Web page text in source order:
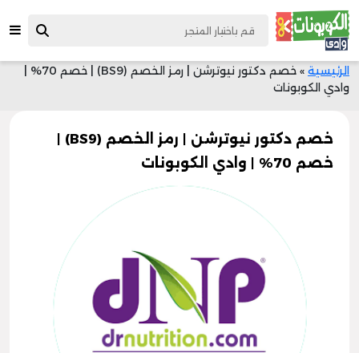
الرئيسية »
خصم دكتور نيوترشن | رمز الخصم (BS9) | خصم 70% |
وادي الكوبونات
خصم دكتور نيوترشن | رمز الخصم (BS9) |
خصم 70% | وادي الكوبونات